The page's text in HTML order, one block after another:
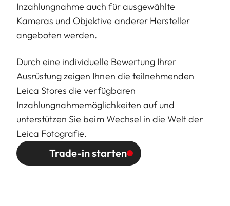
Inzahlungnahme auch für ausgewählte
Kameras und Objektive anderer Hersteller
angeboten werden.
Durch eine individuelle Bewertung Ihrer
Ausrüstung zeigen Ihnen die teilnehmenden
Leica Stores die verfügbaren
Inzahlungnahmemöglichkeiten auf und
unterstützen Sie beim Wechsel in die Welt der
Leica Fotografie.
Trade-in starten